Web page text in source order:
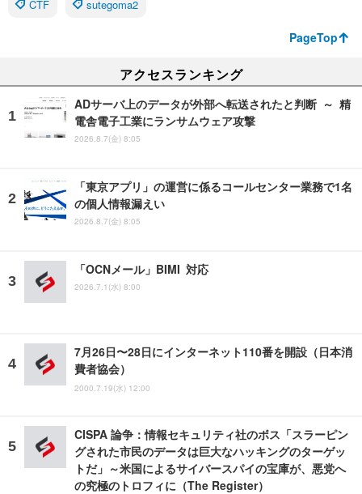
CTF sutegoma2
PageTop
アクセスランキング
ADサーバ上のデータが外部へ転送されたと判断 ～ 精
電舎電子工業にランサムウェア攻撃
2026.8.7(金) 8:05
「東京アプリ」の運営に係るコールセンター業務で1名
の個人情報漏えい
2026.8.7(金) 8:05
「OCNメール」BIMI 対応
2026.7.1(水) 8:00
7月26日〜28日にインターネット110番を開設（日本消
費者協会）
2000.7.19(水) 12:00
CISPA 論争：情報セキュリティ社のボス「スラーピン
グされた市民のデータは巨大なハッキングのターゲッ
トだ」～米国によるサイバースパイの宝庫が、悪党へ
の究極のトロフィに（The Register）